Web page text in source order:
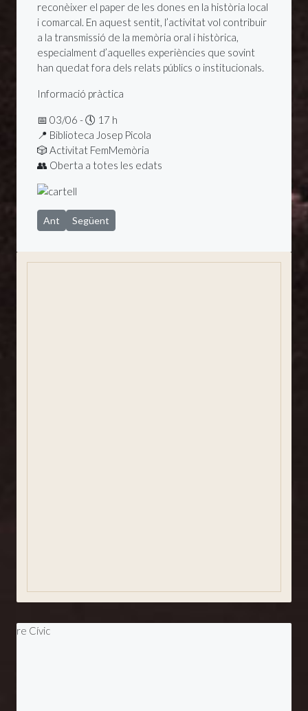
reconèixer el paper de les dones en la història local
i comarcal. En aquest sentit, l’activitat vol contribuir
a la transmissió de la memòria oral i històrica,
especialment d’aquelles experiències que sovint
han quedat fora dels relats públics o institucionals.
Informació pràctica
📅 03/06 - 🕔 17 h
📍 Biblioteca Josep Picola
🎲 Activitat FemMemòria
👥 Oberta a totes les edats
Article anterior: El 31è Festival del Comte Arnau portarà
Ant Article següent: S'obre la 4a edició dels Pressupostos
Següent